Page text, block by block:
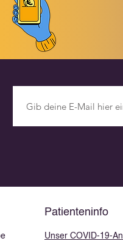
Patienteninfo
Unser COVID-19-